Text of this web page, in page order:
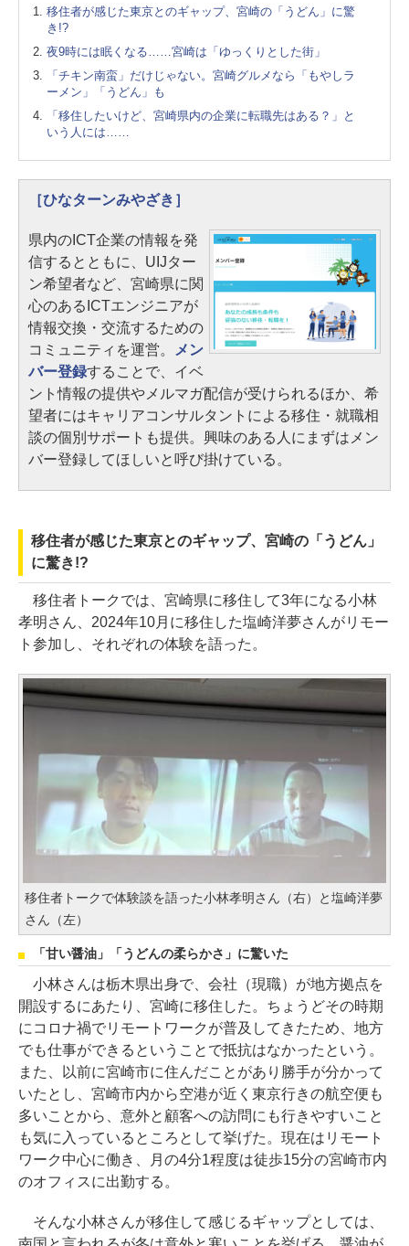
移住者が感じた東京とのギャップ、宮崎の「うどん」に驚
き!?
夜9時には眠くなる……宮崎は「ゆっくりとした街」
「チキン南蛮」だけじゃない。宮崎グルメなら「もやしラ
ーメン」「うどん」も
「移住したいけど、宮崎県内の企業に転職先はある？」と
いう人には……
［ひなターンみやざき］
県内のICT企業の情報を発
信するとともに、UIJター
ン希望者など、宮崎県に関
心のあるICTエンジニアが
情報交換・交流するための
コミュニティを運営。
メン
バー登録することで、イベ
ント情報の提供やメルマガ配信が受けられるほか、希
望者にはキャリアコンサルタントによる移住・就職相
談の個別サポートも提供。興味のある人にまずはメン
バー登録してほしいと呼び掛けている。
移住者が感じた東京とのギャップ、宮崎の「うどん」
に驚き!?
移住者トークでは、宮崎県に移住して3年になる小林
孝明さん、2024年10月に移住した塩崎洋夢さんがリモー
ト参加し、それぞれの体験を語った。
移住者トークで体験談を語った小林孝明さん（右）と塩崎洋夢
さん（左）
「甘い醤油」「うどんの柔らかさ」に驚いた
小林さんは栃木県出身で、会社（現職）が地方拠点を
開設するにあたり、宮崎に移住した。ちょうどその時期
にコロナ禍でリモートワークが普及してきたため、地方
でも仕事ができるということで抵抗はなかったという。
また、以前に宮崎市に住んだことがあり勝手が分かって
いたとし、宮崎市内から空港が近く東京行きの航空便も
多いことから、意外と顧客への訪問にも行きやすいこと
も気に入っているところとして挙げた。現在はリモート
ワーク中心に働き、月の4分1程度は徒歩15分の宮崎市内
のオフィスに出勤する。
そんな小林さんが移住して感じるギャップとしては、